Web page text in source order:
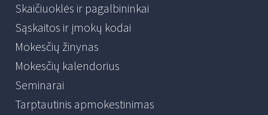
Skaičiuoklės ir pagalbininkai
Sąskaitos ir įmokų kodai
Mokesčių žinynas
Mokesčių kalendorius
Seminarai
Tarptautinis apmokestinimas